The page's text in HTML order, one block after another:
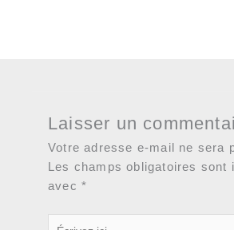
Laisser un
Votre adresse e-mail ne sera
Les champs obligatoires sont
avec *
Écrivez